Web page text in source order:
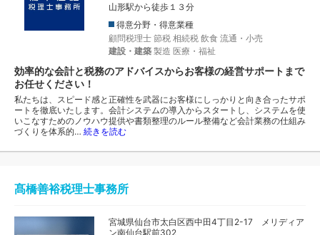
山形駅から徒歩１３分
得意分野・得意業種
顧問税理士 節税 相続税 飲食 流通・小売
建設・建築 製造 医療・福祉
効率的な会計と税務のアドバイスからお客様の経営サポートまで
お任せください！
私たちは、スピード感と正確性を武器にお客様にしっかりと向き合ったサポ
ートを徹底いたします。会計システムの導入からスタートし、システムを使
いこなすためのノウハウ提供や書類整理のルール整備など会計業務の仕組み
づくりを体系的… 続きを読む
髙橋善裕税理士事務所
宮城県仙台市太白区西中田4丁目2-17 メリディア
ン南仙台駅前302